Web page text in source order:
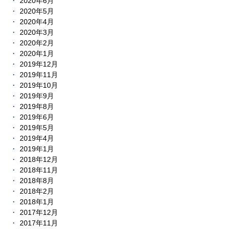
2020年5月
2020年4月
2020年3月
2020年2月
2020年1月
2019年12月
2019年11月
2019年10月
2019年9月
2019年8月
2019年6月
2019年5月
2019年4月
2019年1月
2018年12月
2018年11月
2018年8月
2018年2月
2018年1月
2017年12月
2017年11月